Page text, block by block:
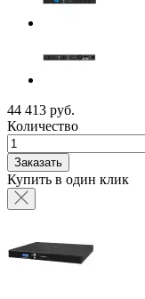
44 413 руб.
Количество
Заказать
Купить в один клик